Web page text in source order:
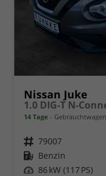
Nissan Juke
1.0 DIG-T N-
14 Tage Gebrauchtwagen
Fahrzeugnr. 79007
Kraftstoff Benzin
Leistung 86 kW (117 PS)